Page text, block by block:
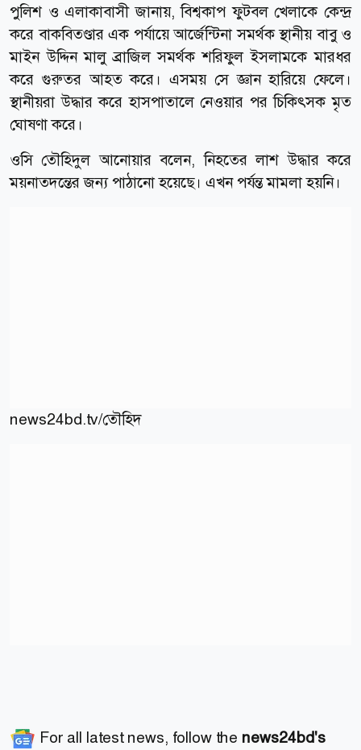
পুলিশ ও এলাকাবাসী জানায়, বিশ্বকাপ ফুটবল খেলাকে কেন্দ্র
করে বাকবিতণ্ডার এক পর্যায়ে আর্জেন্টিনা সমর্থক স্থানীয় বাবু ও
মাইন উদ্দিন মালু ব্রাজিল সমর্থক শরিফুল ইসলামকে মারধর
করে গুরুতর আহত করে। এসময় সে জ্ঞান হারিয়ে ফেলে।
স্থানীয়রা উদ্ধার করে হাসপাতালে নেওয়ার পর চিকিৎসক মৃত
ঘোষণা করে।
ওসি তৌহিদুল আনোয়ার বলেন, নিহতের লাশ উদ্ধার করে
ময়নাতদন্তের জন্য পাঠানো হয়েছে। এখন পর্যন্ত মামলা হয়নি।
news24bd.tv/তৌহিদ
For all latest news, follow the news24bd's